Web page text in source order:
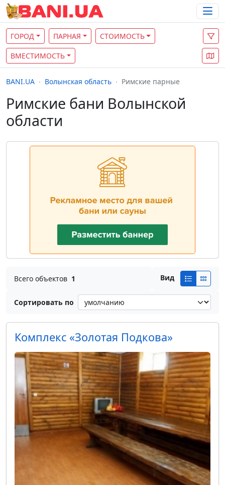
ГОРОД ПАРНАЯ СТОИМОСТЬ
ВМЕСТИМОСТЬ
BANI.UA Волынская область Римские парные
Римские бани Волынской
области
Всего объектов 1 Вид
Сортировать по
Комплекс «Золотая Подкова»